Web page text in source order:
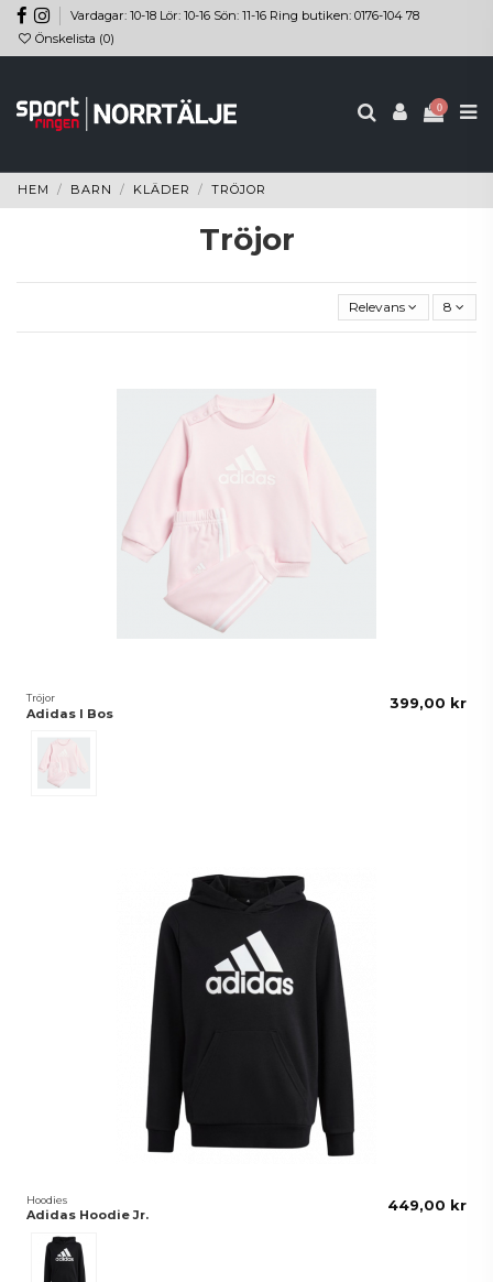
Vardagar: 10-18 Lör: 10-16 Sön: 11-16 Ring butiken: 0176-104 78
Önskelista (0)
0
HEM BARN KLÄDER TRÖJOR
Tröjor
Relevans 8
Tröjor
Adidas I Bos
Rosa
399,00 kr
Hoodies
Adidas Hoodie Jr.
Svart
449,00 kr